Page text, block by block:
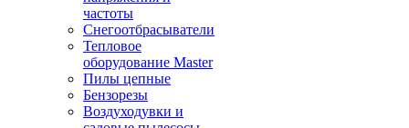
частоты
Снегоотбрасыватели
Тепловое
оборудование Master
Пилы цепные
Бензорезы
Воздуходувки и